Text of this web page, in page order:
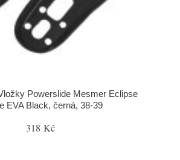
Powerslide Mesmer Eclipse
EVA Black, černá, 38-39
318 Kč